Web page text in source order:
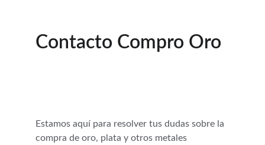
Contacto Compro Oro
Estamos aquí para resolver tus dudas sobre la
compra de oro, plata y otros metales